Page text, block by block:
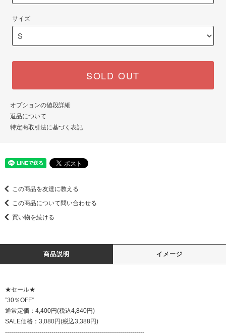
サイズ
SOLD OUT
オプションの値段詳細
返品について
特定商取引法に基づく表記
この商品を友達に教える
この商品について問い合わせる
買い物を続ける
商品説明 イメージ
★セール★
”30％OFF”
通常定価：4,400円(税込4,840円)
SALE価格：3,080円(税込3,388円)
---------------------------------------------------------------------